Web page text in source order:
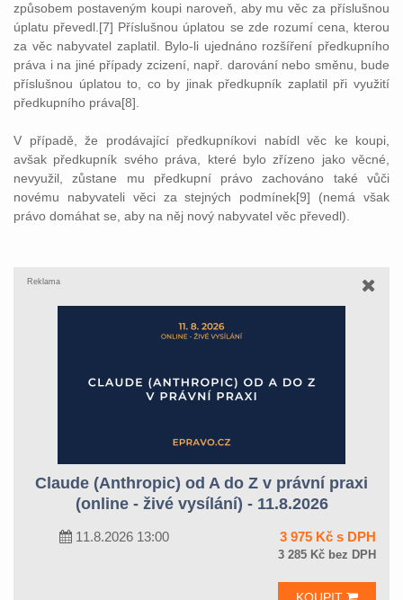
způsobem postaveným koupi naroveň, aby mu věc za příslušnou
úplatu převedl.[7] Příslušnou úplatou se zde rozumí cena, kterou
za věc nabyvatel zaplatil. Bylo-li ujednáno rozšíření předkupního
práva i na jiné případy zcizení, např. darování nebo směnu, bude
příslušnou úplatou to, co by jinak předkupník zaplatil při využití
předkupního práva[8].
V případě, že prodávající předkupníkovi nabídl věc ke koupi,
avšak předkupník svého práva, které bylo zřízeno jako věcné,
nevyužil, zůstane mu předkupní právo zachováno také vůči
novému nabyvateli věci za stejných podmínek[9] (nemá však
právo domáhat se, aby na něj nový nabyvatel věc převedl).
Reklama
Claude (Anthropic) od A do Z v právní praxi
(online - živé vysílání) - 11.8.2026
11.8.2026 13:00 3 975 Kč s DPH
3 285 Kč bez DPH